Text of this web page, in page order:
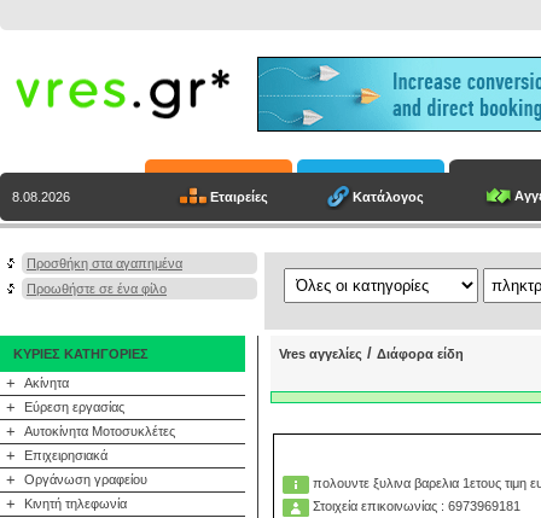
8.08.2026 Εταιρείες Κατάλογος
Προσθήκη στα αγαπημένα
Προωθήστε σε ένα φίλο
ΚΥΡΙΕΣ ΚΑΤΗΓΟΡΙΕΣ
+ Ακίνητα
+ Εύρεση εργασίας
+ Αυτοκίνητα Μοτοσυκλέτες
+ Επιχειρησιακά
+ Οργάνωση γραφείου
+ Κινητή τηλεφωνία
Vres αγγελίες / Διάφορα είδη
πολουντε ξυλινα βαρελια 1ετους τιμη
Στοιχεία επικοινωνίας : 6973969181